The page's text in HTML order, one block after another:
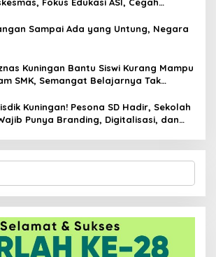
Sampai Ada yang Untung, Negara
Kuningan Bantu Siswi Kurang Mampu
SMK, Semangat Belajarnya Tak
Kuningan! Pesona SD Hadir, Sekolah
Punya Branding, Digitalisasi, dan